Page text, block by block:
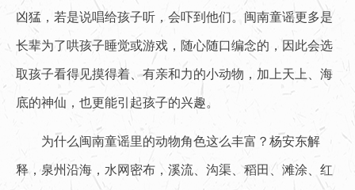
凶猛，若是说唱给孩子听，会吓到他们。闽南童谣更多是
长辈为了哄孩子睡觉或游戏，随心随口编念的，因此会选
取孩子看得见摸得着、有亲和力的小动物，加上天上、海
底的神仙，也更能引起孩子的兴趣。
为什么闽南童谣里的动物角色这么丰富？杨安东解
释，泉州沿海，水网密布，溪流、沟渠、稻田、滩涂、红